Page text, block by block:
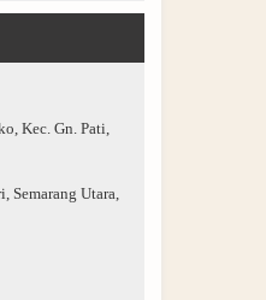
Kec. Gn. Pati,
Semarang Utara,